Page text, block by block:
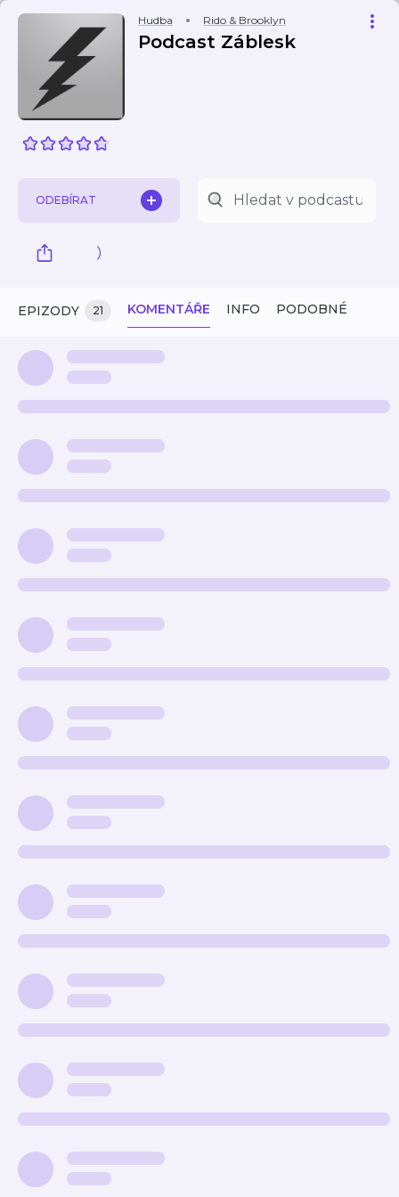
Hudba Rido & Brooklyn
Podcast Záblesk
ODEBÍRAT
EPIZODY 21 KOMENTÁŘE INFO PODOBNÉ